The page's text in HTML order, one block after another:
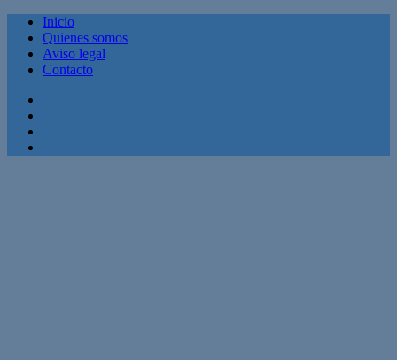
Inicio
Quienes somos
Aviso legal
Contacto